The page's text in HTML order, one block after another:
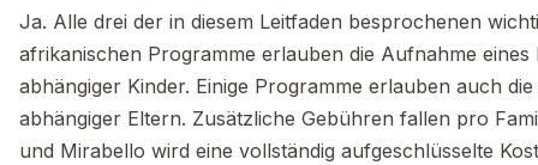
Ja. Alle drei der in diesem Leitfaden besprochenen
afrikanischen Programme erlauben die Aufnahme eines
abhängiger Kinder. Einige Programme erlauben auch
abhängiger Eltern. Zusätzliche Gebühren fallen pro
und Mirabello wird eine vollständig aufgeschlüsselte